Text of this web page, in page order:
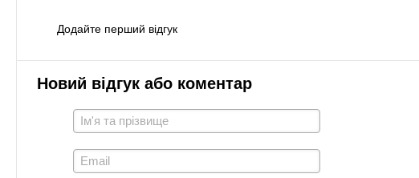
Додайте перший відгук
Новий відгук або коментар